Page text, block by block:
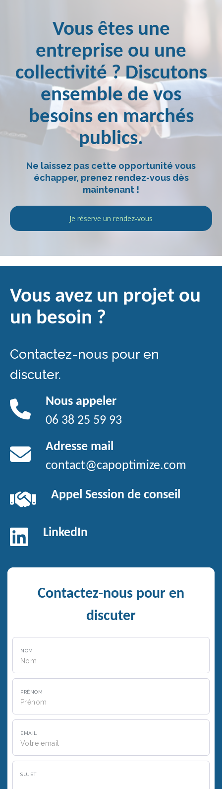
Vous êtes une
entreprise ou une
collectivité ? Discutons
ensemble de vos
besoins en marchés
publics.
Ne laissez pas cette opportunité vous
échapper, prenez rendez-vous dès
maintenant !
Je réserve un rendez-vous
Vous avez un projet ou
un besoin ?
Contactez-nous pour en
discuter.
Nous appeler
06 38 25 59 93
Adresse mail
contact@capoptimize.com
Appel Session de conseil
LinkedIn
Contactez-nous pour en
discuter
NOM
PRÉNOM
EMAIL
SUJET